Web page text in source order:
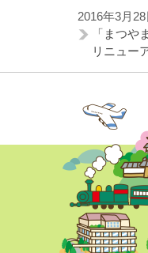
2016年3月28
「まつや
リニュー